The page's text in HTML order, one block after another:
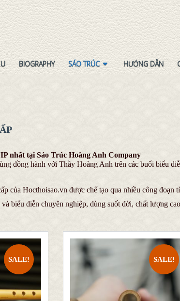
BIOGRAPHY SÁO TRÚC HƯỚNG DẪN
nhất tại Sáo Trúc Hoàng Anh Company
đồng hành với Thầy Hoàng Anh trên các buổi biểu
của Hocthoisao.vn được chế tạo qua nhiều công đoạn
biểu diễn chuyên nghiệp, dùng suốt đời, chất lượng
SALE! SALE!
QUICK LOOK